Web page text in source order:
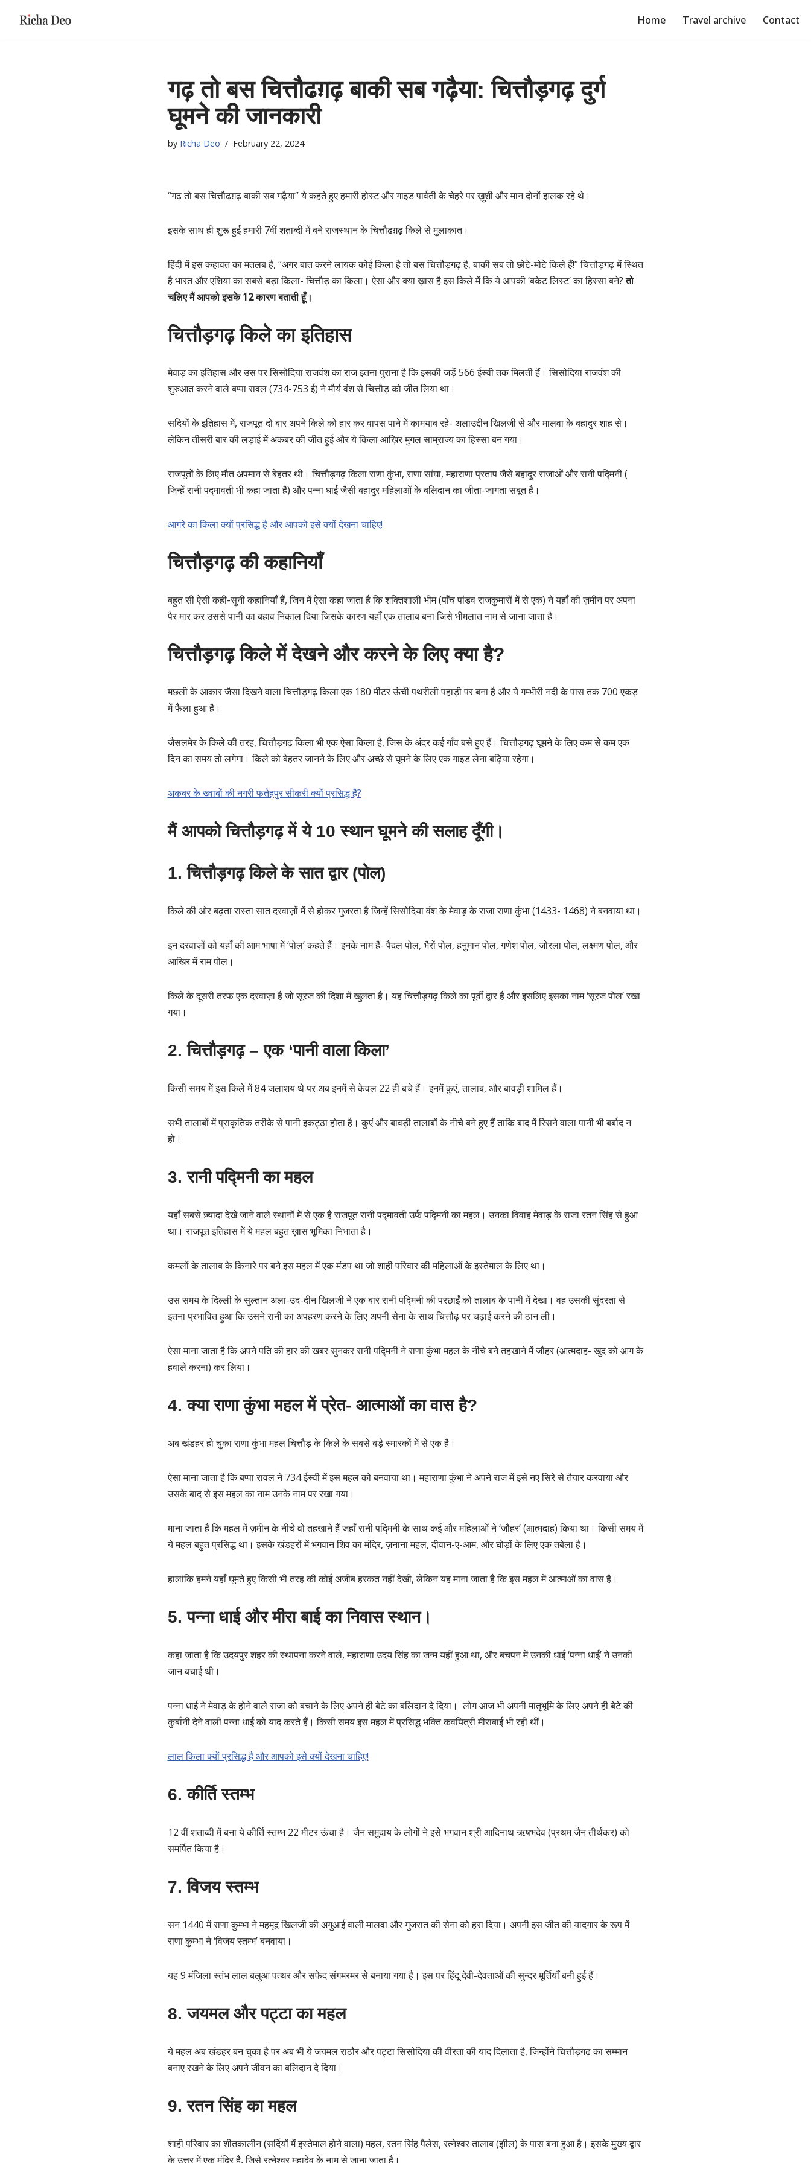
Home Travel archive Contact
गढ़ तो बस चित्तौढग़ढ़ बाकी सब गढ़ैया: चित्तौड़गढ़ दुर्ग
घूमने की जानकारी
by Richa Deo February 22, 2024
“गढ़ तो बस चित्तौढग़ढ़ बाकी सब गढ़ैया” ये कहते हुए हमारी होस्ट और गाइड पार्वती के चेहरे पर ख़ुशी और मान दोनों झलक रहे थे।
इसके साथ ही शुरू हुई हमारी 7वीं शताब्दी में बने राजस्थान के चित्तौढग़ढ़ किले से मुलाकात।
हिंदी में इस कहावत का मतलब है, “अगर बात करने लायक कोई किला है तो बस चित्तौड़गढ़ है, बाकी सब तो छोटे-मोटे किले हैं!” चित्तौड़गढ़ में स्थित
है भारत और एशिया का सबसे बड़ा किला- चित्तौड़ का किला। ऐसा और क्या ख़ास है इस किले में कि ये आपकी ‘बकेट लिस्ट’ का हिस्सा बने?तो
चलिए मैं आपको इसके 12 कारण बताती हूँ।
चित्तौड़गढ़ किले का इतिहास
मेवाड़ का इतिहास और उस पर सिसोदिया राजवंश का राज इतना पुराना है कि इसकी जड़ें 566 ईस्वी तक मिलती हैं। सिसोदिया राजवंश की
शुरुआत करने वाले बप्पा रावल (734-753 ई) ने मौर्य वंश से चित्तौड़ को जीत लिया था।
सदियों के इतिहास में, राजपूत दो बार अपने किले को हार कर वापस पाने में कामयाब रहे- अलाउद्दीन खिलजी से और मालवा के बहादुर शाह से।
लेकिन तीसरी बार की लड़ाई में अकबर की जीत हुई और ये किला आख़िर मुगल साम्राज्य का हिस्सा बन गया।
राजपूतों के लिए मौत अपमान से बेहतर थी। चित्तौड़गढ़ किला राणा कुंभा, राणा सांघा, महाराणा प्रताप जैसे बहादुर राजाओं और रानी पद्मिनी (
जिन्हें रानी पद्मावती भी कहा जाता है) और पन्ना धाई जैसी बहादुर महिलाओं के बलिदान का जीता-जागता सबूत है।
आगरे का किला क्यों प्रसिद्ध है और आपको इसे क्यों देखना चाहिए!
चित्तौड़गढ़ की कहानियाँ
बहुत सी ऐसी कही-सुनी कहानियाँ हैं, जिन में ऐसा कहा जाता है कि शक्तिशाली भीम (पाँच पांडव राजकुमारों में से एक) ने यहाँ की ज़मीन पर अपना
पैर मार कर उससे पानी का बहाव निकाल दिया जिसके कारण यहाँ एक तालाब बना जिसे भीमलात नाम से जाना जाता है।
चित्तौड़गढ़ किले में देखने और करने के लिए क्या है?
मछली के आकार जैसा दिखने वाला चित्तौड़गढ़ किला एक 180 मीटर ऊंची पथरीली पहाड़ी पर बना है और ये गम्भीरी नदी के पास तक 700 एकड़
में फैला हुआ है।
जैसलमेर के किले की तरह, चित्तौड़गढ़ किला भी एक ऐसा किला है, जिस के अंदर कई गाँव बसे हुए हैं। चित्तौड़गढ़ घूमने के लिए कम से कम एक
दिन का समय तो लगेगा। किले को बेहतर जानने के लिए और अच्छे से घूमने के लिए एक गाइड लेना बढ़िया रहेगा।
अकबर के ख्वाबों की नगरी फतेहपुर सीकरी क्यों प्रसिद्ध है?
मैं आपको चित्तौड़गढ़ में ये 10 स्थान घूमने की सलाह दूँगी।
1. चित्तौड़गढ़ किले के सात द्वार (पोल)
किले की ओर बढ़ता रास्ता सात दरवाज़ों में से होकर गुजरता है जिन्हें सिसोदिया वंश के मेवाड़ के राजा राणा कुंभा (1433- 1468) ने बनवाया था।
इन दरवाज़ों को यहाँ की आम भाषा में ‘पोल’ कहते हैं। इनके नाम हैं- पैदल पोल, भैरों पोल, हनुमान पोल, गणेश पोल, जोरला पोल, लक्ष्मण पोल, और
आखिर में राम पोल।
किले के दूसरी तरफ एक दरवाज़ा है जो सूरज की दिशा में खुलता है। यह चित्तौड़गढ़ किले का पूर्वी द्वार है और इसलिए इसका नाम ‘सूरज पोल’ रखा
गया।
2. चित्तौड़गढ़ – एक ‘पानी वाला किला’
किसी समय में इस किले में 84 जलाशय थे पर अब इनमें से केवल 22 ही बचे हैं। इनमें कुएं, तालाब, और बावड़ी शामिल हैं।
सभी तालाबों में प्राकृतिक तरीके से पानी इकट्ठा होता है। कुएं और बावड़ी तालाबों के नीचे बने हुए हैं ताकि बाद में रिसने वाला पानी भी बर्बाद न
हो।
3. रानी पद्मिनी का महल
यहाँ सबसे ज़्यादा देखे जाने वाले स्थानों में से एक है राजपूत रानी पद्मावती उर्फ ​​पद्मिनी का महल। उनका विवाह मेवाड़ के राजा रतन सिंह से हुआ
था। राजपूत इतिहास में ये महल बहुत ख़ास भूमिका निभाता है।
कमलों के तालाब के किनारे पर बने इस महल में एक मंडप था जो शाही परिवार की महिलाओं के इस्तेमाल के लिए था।
उस समय के दिल्ली के सुल्तान अला-उद-दीन खिलजी ने एक बार रानी पद्मिनी की परछाईं को तालाब के पानी में देखा। वह उसकी सुंदरता से
इतना प्रभावित हुआ कि उसने रानी का अपहरण करने के लिए अपनी सेना के साथ चित्तौढ़ पर चढ़ाई करने की ठान ली।
ऐसा माना जाता है कि अपने पति की हार की खबर सुनकर रानी पद्मिनी ने राणा कुंभा महल के नीचे बने तहखाने में जौहर (आत्मदाह- खुद को आग के
हवाले करना) कर लिया।
4. क्या राणा कुंभा महल में प्रेत- आत्माओं का वास है?
अब खंडहर हो चुका राणा कुंभा महल चित्तौड़ के किले के सबसे बड़े स्मारकों में से एक है।
ऐसा माना जाता है कि बप्पा रावल ने 734 ईस्वी में इस महल को बनवाया था। महाराणा कुंभा ने अपने राज में इसे नए सिरे से तैयार करवाया और
उसके बाद से इस महल का नाम उनके नाम पर रखा गया।
माना जाता है कि महल में ज़मीन के नीचे वो तहखाने हैं जहाँ रानी पद्मिनी के साथ कई और महिलाओं ने ‘जौहर’ (आत्मदाह) किया था। किसी समय में
ये महल बहुत प्रसिद्ध था। इसके खंडहरों में भगवान शिव का मंदिर, ज़नाना महल, दीवान-ए-आम, और घोड़ों के लिए एक तबेला है।
हालांकि हमने यहाँ घूमते हुए किसी भी तरह की कोई अजीब हरकत नहीं देखी, लेकिन यह माना जाता है कि इस महल में आत्माओं का वास है।
5. पन्ना धाई और मीरा बाई का निवास स्थान।
कहा जाता है कि उदयपुर शहर की स्थापना करने वाले, महाराणा उदय सिंह का जन्म यहीं हुआ था, और बचपन में उनकी धाई ‘पन्ना धाई’ ने उनकी
जान बचाई थी।
पन्ना धाई ने मेवाड़ के होने वाले राजा को बचाने के लिए अपने ही बेटे का बलिदान दे दिया। लोग आज भी अपनी मातृभूमि के लिए अपने ही बेटे की
कुर्बानी देने वाली पन्ना धाई को याद करते हैं। किसी समय इस महल में प्रसिद्ध भक्ति कवयित्री मीराबाई भी रहीं थीं।
लाल किला क्यों प्रसिद्ध है और आपको इसे क्यों देखना चाहिए!
6. कीर्ति स्तम्भ
12 वीं शताब्दी में बना ये कीर्ति स्तम्भ 22 मीटर ऊंचा है। जैन समुदाय के लोगों ने इसे भगवान श्री आदिनाथ ऋषभदेव (प्रथम जैन तीर्थंकर) को
समर्पित किया है।
7. विजय स्तम्भ
सन 1440 में राणा कुम्भा ने महमूद खिलजी की अगुआई वाली मालवा और गुजरात की सेना को हरा दिया। अपनी इस जीत की यादगार के रूप में
राणा कुम्भा ने ‘विजय स्तम्भ’ बनवाया।
यह 9 मंजिला स्तंभ लाल बलुआ पत्थर और सफेद संगमरमर से बनाया गया है। इस पर हिंदू देवी-देवताओं की सुन्दर मूर्तियाँ बनी हुई हैं।
8. जयमल और पट्टा का महल
ये महल अब खंडहर बन चुका है पर अब भी ये जयमल राठौर और पट्टा सिसोदिया की वीरता की याद दिलाता है, जिन्होंने चित्तौड़गढ़ का सम्मान
बनाए रखने के लिए अपने जीवन का बलिदान दे दिया।
9. रतन सिंह का महल
शाही परिवार का शीतकालीन (सर्दियों में इस्तेमाल होने वाला) महल, रतन सिंह पैलेस, रत्नेश्वर तालाब (झील) के पास बना हुआ है। इसके मुख्य द्वार
के उत्तर में एक मंदिर है, जिसे रत्नेश्वर महादेव के नाम से जाना जाता है।